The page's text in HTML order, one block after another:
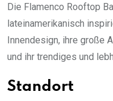
Die Flamenco Rooftop
lateinamerikanisch
Innendesign, ihre große
und ihr trendiges und
Standort